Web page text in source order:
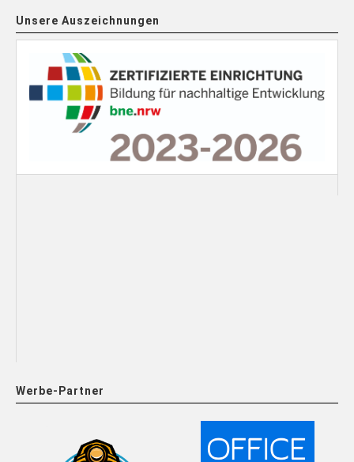
Unsere Auszeichnungen
Werbe-Partner